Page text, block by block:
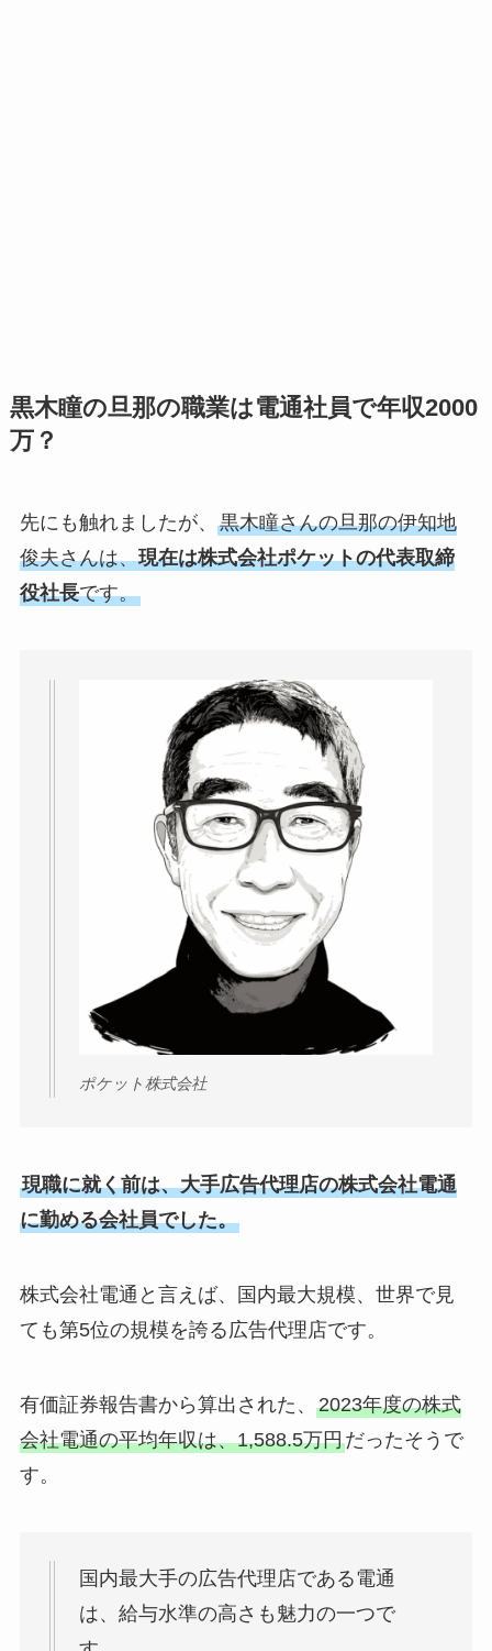
黒木瞳の旦那の職業は電通社員で年収2000
万？
先にも触れましたが、 黒木瞳さんの旦那の伊知地
俊夫さんは、現在は株式会社ポケットの代表取締
役社長です。
ポケット株式会社
現職に就く前は、大手広告代理店の株式会社電通
に勤める会社員でした。
株式会社電通と言えば、国内最大規模、世界で見
ても第5位の規模を誇る広告代理店です。
有価証券報告書から算出された、 2023年度の株式
会社電通の平均年収は、1,588.5万円だったそうで
す。
国内最大手の広告代理店である電通
は、給与水準の高さも魅力の一つで